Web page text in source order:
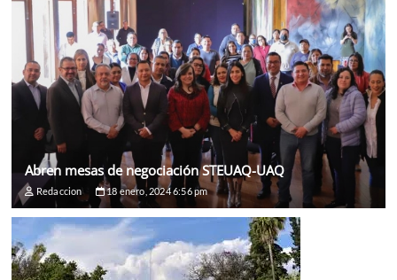
Abren mesas de negociación STEUAQ-UAQ
Redaccion 18 enero, 2024 6:56 pm